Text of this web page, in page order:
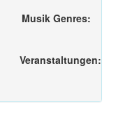
Musik Genres:
Veranstaltungen: